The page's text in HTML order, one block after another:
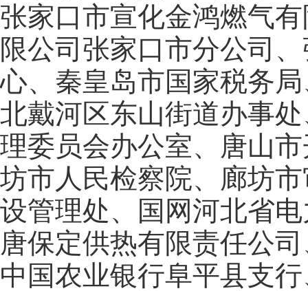
张家口市宣化金鸿燃气
限公司张家口市分公司
心、秦皇岛市国家税务
北戴河区东山街道办事
理委员会办公室、唐山
坊市人民检察院、廊坊
设管理处、国网河北省
唐保定供热有限责任公
中国农业银行阜平县支